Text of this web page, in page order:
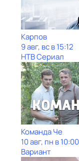
Карпов
9 авг, вс в 15:12
НТВ Сериал
Команда Че
10 авг, пн в 10:00
Вариант